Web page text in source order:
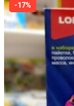
-17%